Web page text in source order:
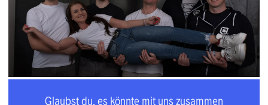
Glaubst du, es könnte mit uns zusammen